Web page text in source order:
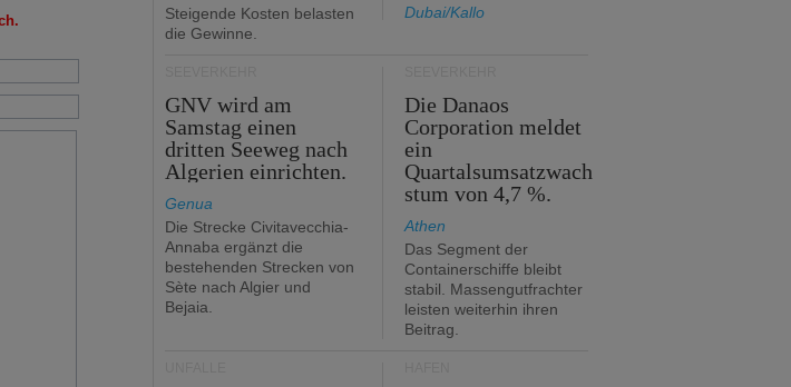
Steigende Kosten belasten
die Gewinne.
Dubai/Kallo
GNV wird am
Samstag einen
dritten Seeweg nach
Algerien einrichten.
Genua
Die Strecke Civitavecchia-
Annaba ergänzt die
bestehenden Strecken von
Sète nach Algier und
Bejaia.
Die Danaos
Corporation meldet
ein
Quartalsumsatzwach
stum von 4,7 %.
Athen
Das Segment der
Containerschiffe bleibt
stabil. Massengutfrachter
leisten weiterhin ihren
Beitrag.